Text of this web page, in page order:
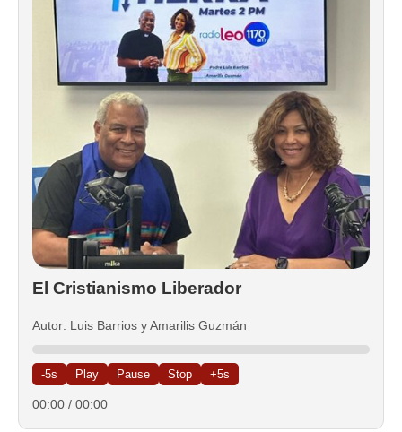
El Cristianismo Liberador
Autor: Luis Barrios y Amarilis Guzmán
-5s Play Pause Stop +5s
00:00 / 00:00